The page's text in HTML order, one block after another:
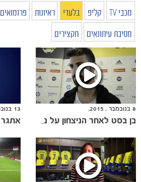
מכבי TV קליפ בלעדי ראיונות פרומואים
מסיבת עיתונאים
תקצירים
13 בנובמבר , 2015,
8 בנובמבר , 2015,
בן בסט לאחר הניצחון על נתניה